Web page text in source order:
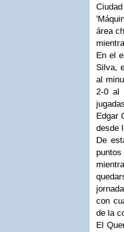
área
En el
Silva,
al
2-0 al
Edgar
desde
De
con
de la
El